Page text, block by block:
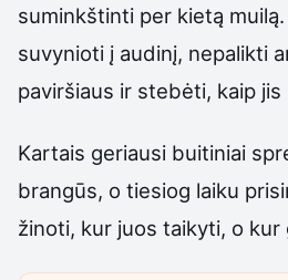
suminkštinti per kietą
suvynioti į audinį, nepalikti
paviršiaus ir stebėti, kaip jis
Kartais geriausi buitiniai
brangūs, o tiesiog laiku
žinoti, kur juos taikyti, o kur